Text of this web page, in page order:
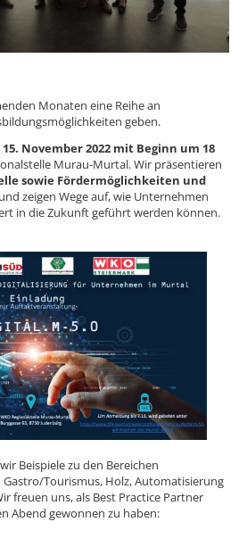
Monaten eine Reihe an
geben.
15. November 2022 mit Beginn um 18
Murau-Murtal. Wir präsentieren
sowie Fördermöglichkeiten und
und zeigen Wege auf, wie Unternehmen
in die Zukunft geführt werden können.
Beispiele zu den Bereichen
Gastro/Tourismus, Holz, Automatisierung
freuen uns, als Best Practice Partner
Abend gewonnen zu haben: